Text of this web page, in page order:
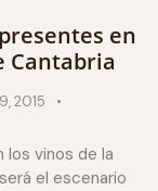
en
Cantabria
2015
los vinos de la
el escenario